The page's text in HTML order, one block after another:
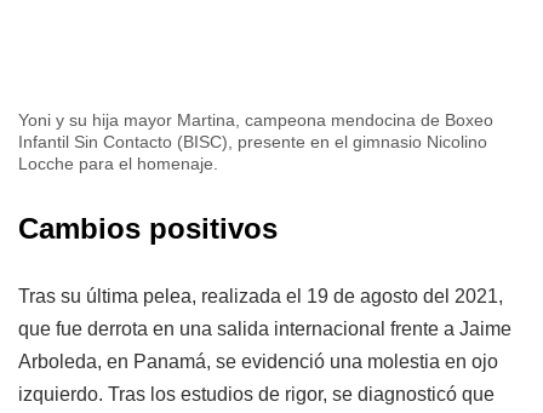
Yoni y su hija mayor Martina, campeona mendocina de Boxeo
Infantil Sin Contacto (BISC), presente en el gimnasio Nicolino
Locche para el homenaje.
Cambios positivos
Tras su última pelea, realizada el 19 de agosto del 2021,
que fue derrota en una salida internacional frente a Jaime
Arboleda, en Panamá, se evidenció una molestia en ojo
izquierdo. Tras los estudios de rigor, se diagnosticó que